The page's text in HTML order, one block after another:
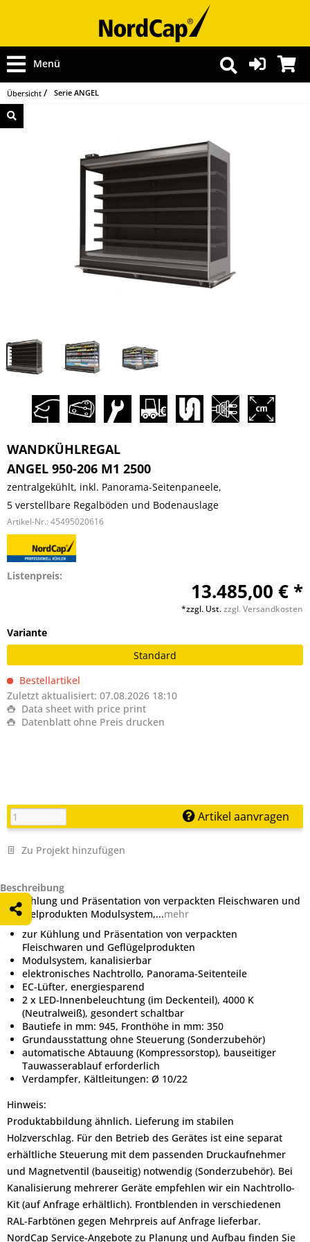
Menü
Übersicht Serie ANGEL
WANDKÜHLREGAL
ANGEL 950-206 M1 2500
zentralgekühlt, inkl. Panorama-Seitenpaneele,
5 verstellbare Regalböden und Bodenauslage
Artikel-Nr.: 45495020616
Listenpreis:
13.485,00 € *
*zzgl. Ust.zzgl. Versandkosten
Variante
Standard
Bestellartikel
Zuletzt aktualisiert: 07.08.2026 18:10
Data sheet with price print
Datenblatt ohne Preis drucken
Artikel aanvragen
Zu Projekt hinzufügen
Beschreibung
zur Kühlung und Präsentation von verpackten Fleischwaren und
Geflügelprodukten Modulsystem,...mehr
zur Kühlung und Präsentation von verpackten
Fleischwaren und Geflügelprodukten
Modulsystem, kanalisierbar
elektronisches Nachtrollo, Panorama-Seitenteile
EC-Lüfter, energiesparend
2 x LED-Innenbeleuchtung (im Deckenteil), 4000 K
(Neutralweiß), gesondert schaltbar
Bautiefe in mm: 945, Fronthöhe in mm: 350
Grundausstattung ohne Steuerung (Sonderzubehör)
automatische Abtauung (Kompressorstop), bauseitiger
Tauwasserablauf erforderlich
Verdampfer, Kältleitungen: Ø 10/22
Hinweis:
Produktabbildung ähnlich. Lieferung im stabilen
Holzverschlag. Für den Betrieb des Gerätes ist eine separat
erhältliche Steuerung mit dem passenden Druckaufnehmer
und Magnetventil (bauseitig) notwendig (Sonderzubehör). Bei
Kanalisierung mehrerer Geräte empfehlen wir ein Nachtrollo-
Kit (auf Anfrage erhältlich). Frontblenden in verschiedenen
RAL-Farbtönen gegen Mehrpreis auf Anfrage lieferbar.
NordCap Service-Angebote zu Planung und Aufbau finden Sie